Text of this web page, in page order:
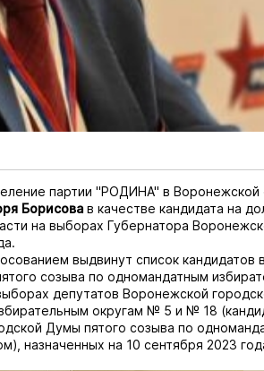
партии "РОДИНА" в Воронежской
Борисовав качестве кандидата на
на выборах Губернатора
выдвинут список кандидатов
созыва по одномандатным
депутатов Воронежской
округам № 5 и № 18
Думы пятого созыва по
назначенных на 10 сентября 2023